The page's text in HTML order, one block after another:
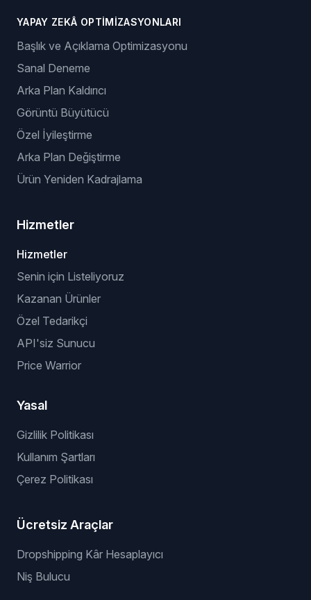
Stok ve Fiyat Takibi
GPSR: AB Uyumluluğu
Manuel Listeleme Eklentisi
API’siz Eklenti (tarayıcı tabanlı)
VeRO Kontrol Eklentisi
YAPAY ZEKÂ OPTIMIZASYONLARI
Sanal Deneme
Arka Plan Kaldırıcı
Görüntü Büyütücü
Özel İyileştirme
Arka Plan Değiştirme
Ürün Yeniden Kadrajlama
Senin için Listeliyoruz
Kazanan Ürünler
Özel Tedarikçi
Price Warrior